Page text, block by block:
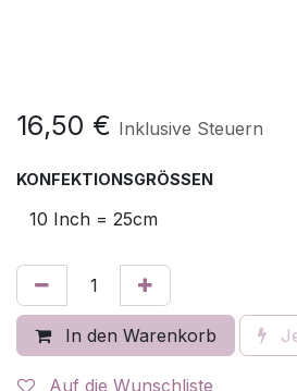
16,50 € Inklusive Steuern
KONFEKTIONSGRÖSSEN
In den Warenkorb
Auf die Wunschliste